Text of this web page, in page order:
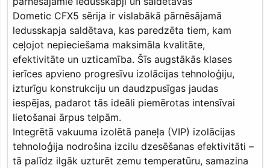
Dometic CFX5 sērija ir vislabākā pārnēsājamā
ledusskapja saldētava, kas paredzēta tiem, kam
ceļojot nepieciešama maksimāla kvalitāte,
efektivitāte un uzticamība. Šīs augstākās klases
ierīces apvieno progresīvu izolācijas tehnoloģiju,
izturīgu konstrukciju un daudzpusīgas jaudas
iespējas, padarot tās ideāli piemērotas intensīvai
lietošanai ārpus telpām.
Integrētā vakuuma izolētā paneļa (VIP) izolācijas
tehnoloģija nodrošina izcilu dzesēšanas efektivitāti –
tā palīdz ilgāk uzturēt zemu temperatūru, samazina